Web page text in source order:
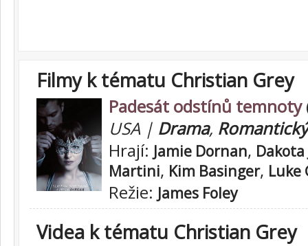
Filmy k tématu Christian Grey
Padesát odstínů temnoty
USA | Drama, Romantický
Hrají: Jamie Dornan,
Martini, Kim Basinger, Luke
Režie: James Foley
Videa k tématu Christian Grey